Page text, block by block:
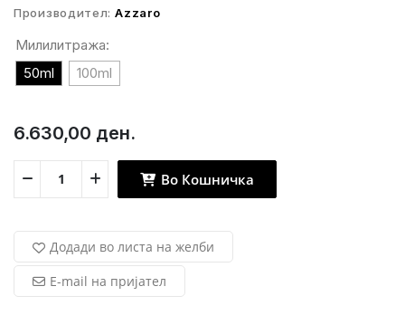
Производител: Azzaro
Милилитража:
50ml
100ml
6.630,00 ден.
Во Кошничка
Додади во листа на желби
E-mail на пријател